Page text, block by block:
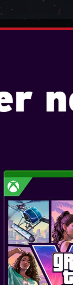
POWERA
MIDNIGHT
Konsollar:
SKU: ACC-1419
Tür:
Yayıncı: PowerA